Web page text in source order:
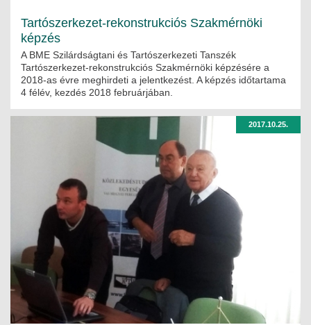
Tartószerkezet-rekonstrukciós Szakmérnöki
képzés
A BME Szilárdságtani és Tartószerkezeti Tanszék
Tartószerkezet-rekonstrukciós Szakmérnöki képzésére a
2018-as évre meghirdeti a jelentkezést. A képzés időtartama
4 félév, kezdés 2018 februárjában.
2017.10.25.